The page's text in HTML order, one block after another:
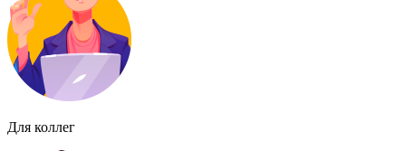
Для коллег